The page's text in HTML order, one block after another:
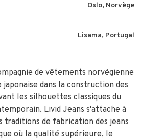
Oslo, Norvège
Lisama, Portugal
de vêtements norvégienne
japonaise dans la construction des
les silhouettes classiques du
Livid Jeans s'attache à
traditions de fabrication des jeans
où la qualité supérieure, le